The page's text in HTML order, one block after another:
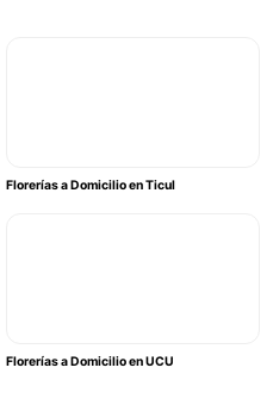
Florerías a Domicilio en Ticul
Florerías a Domicilio en UCU